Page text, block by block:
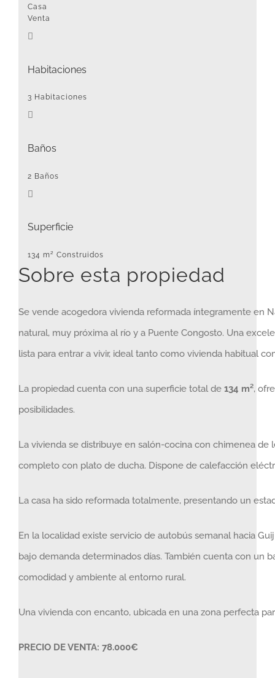
Casa
Venta
Habitaciones
3 Habitaciones
Baños
2 Baños
Superficie
134 m² Construidos
Sobre esta propiedad
Se vende acogedora vivienda reformada íntegramente en
natural, muy próxima al río y a Puente Congosto. Una
lista para entrar a vivir, ideal tanto como vivienda habitual
La propiedad cuenta con una superficie total de 134 m²,
posibilidades.
La vivienda se distribuye en salón-cocina con chimenea de
completo con plato de ducha. Dispone de calefacción
La casa ha sido reformada totalmente, presentando un
En la localidad existe servicio de autobús semanal hacia
bajo demanda determinados días. También cuenta con un
comodidad y ambiente al entorno rural.
Una vivienda con encanto, ubicada en una zona perfecta
PRECIO DE VENTA: 78.000€